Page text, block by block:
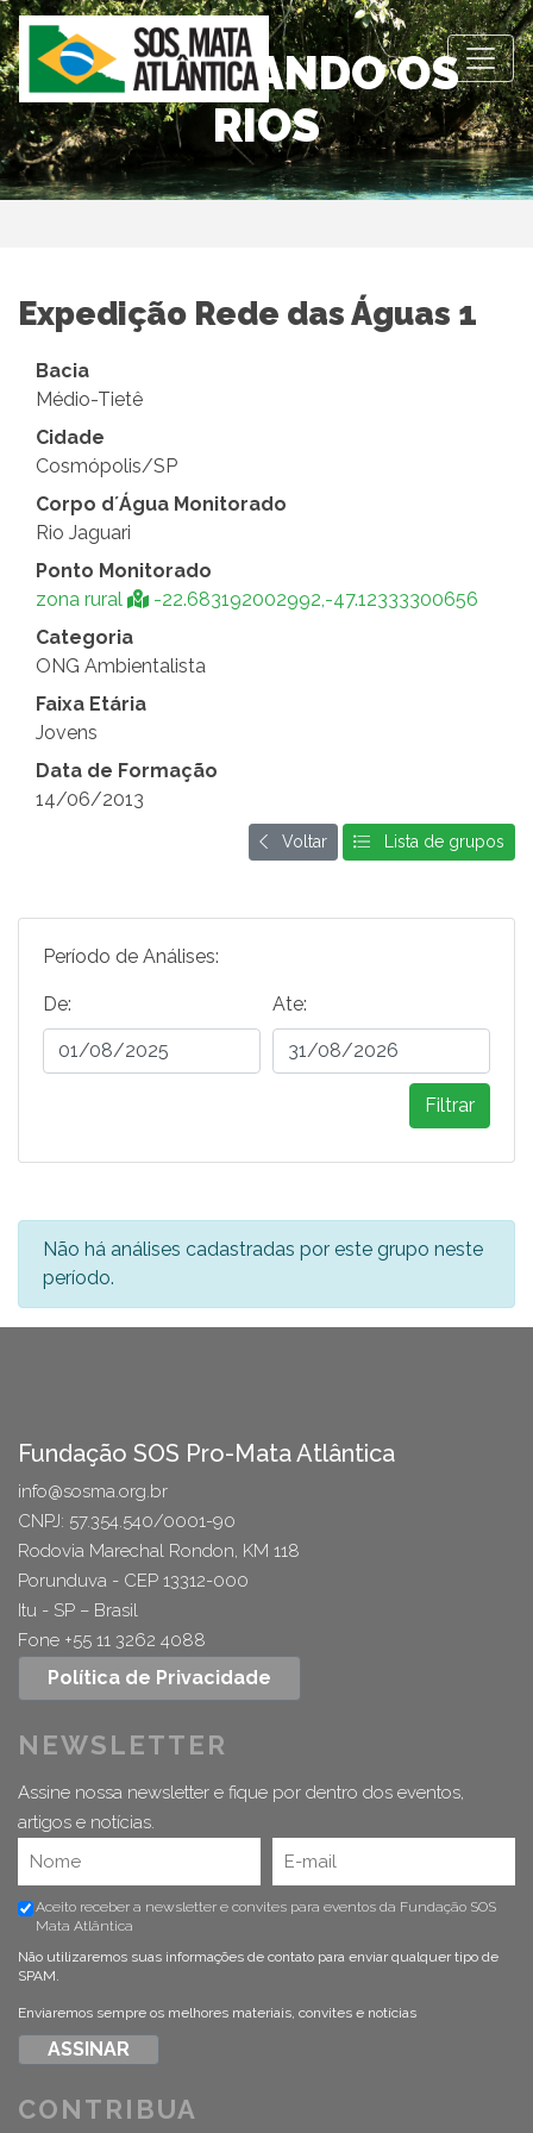
OBSERVANDO OS
RIOS
Expedição Rede das Águas 1
Bacia
Médio-Tietê
Cidade
Cosmópolis/SP
Corpo d´Água Monitorado
Rio Jaguari
Ponto Monitorado
zona rural
-22.683192002992,-47.12333300656
Categoria
ONG Ambientalista
Faixa Etária
Jovens
Data de Formação
14/06/2013
Voltar Lista de grupos
Período de Análises:
De: Ate:
Filtrar
Não há análises cadastradas por este grupo neste
período.
Fundação SOS Pro-Mata Atlântica
info@sosma.org.br
CNPJ: 57.354.540/0001-90
Rodovia Marechal Rondon, KM 118
Porunduva - CEP 13312-000
Itu - SP – Brasil
Fone +55 11 3262 4088
Política de Privacidade
NEWSLETTER
Assine nossa newsletter e fique por dentro dos eventos,
artigos e notícias.
Aceito receber a newsletter e convites para eventos da Fundação SOS
Mata Atlântica
Não utilizaremos suas informações de contato para enviar qualquer tipo de
SPAM.
Enviaremos sempre os melhores materiais, convites e notícias
CONTRIBUA